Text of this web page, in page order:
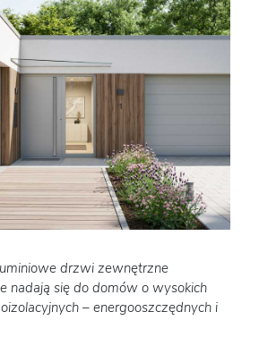
drzwi zewnętrzne
nadają się do domów o wysokich
– energooszczędnych i